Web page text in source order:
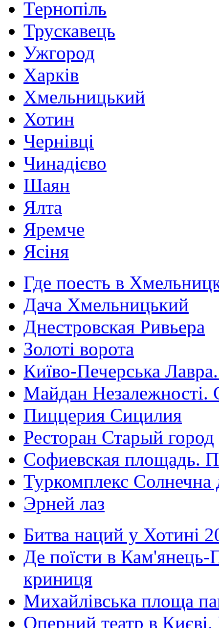
Тернопіль
Трускавець
Ужгород
Харків
Хмельницький
Хотин
Чернівці
Чинадієво
Шаян
Ялта
Яремче
Ясіня
Где поесть в
Дача Хмельницький
Днестровская Ривьера
Золоті ворота
Київо-Печерська
Майдан Незалежності.
Пиццерия Сицилия
Ресторан Старый город
Софиевская площадь.
Туркомплекс Солнечна
Эрней лаз
Битва наций у Хотині
Де поїсти в Кам'янець-
криниця
Михайлівська площа
Оперний театр в